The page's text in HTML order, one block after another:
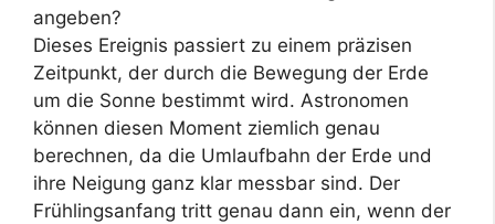
angeben?
Dieses Ereignis passiert zu einem präzisen
Zeitpunkt, der durch die Bewegung der Erde
um die Sonne bestimmt wird. Astronomen
können diesen Moment ziemlich genau
berechnen, da die Umlaufbahn der Erde und
ihre Neigung ganz klar messbar sind. Der
Frühlingsanfang tritt genau dann ein, wenn der